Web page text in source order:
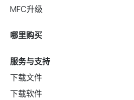
MFC升级
哪里购买
服务与支持
下载文件
下载软件